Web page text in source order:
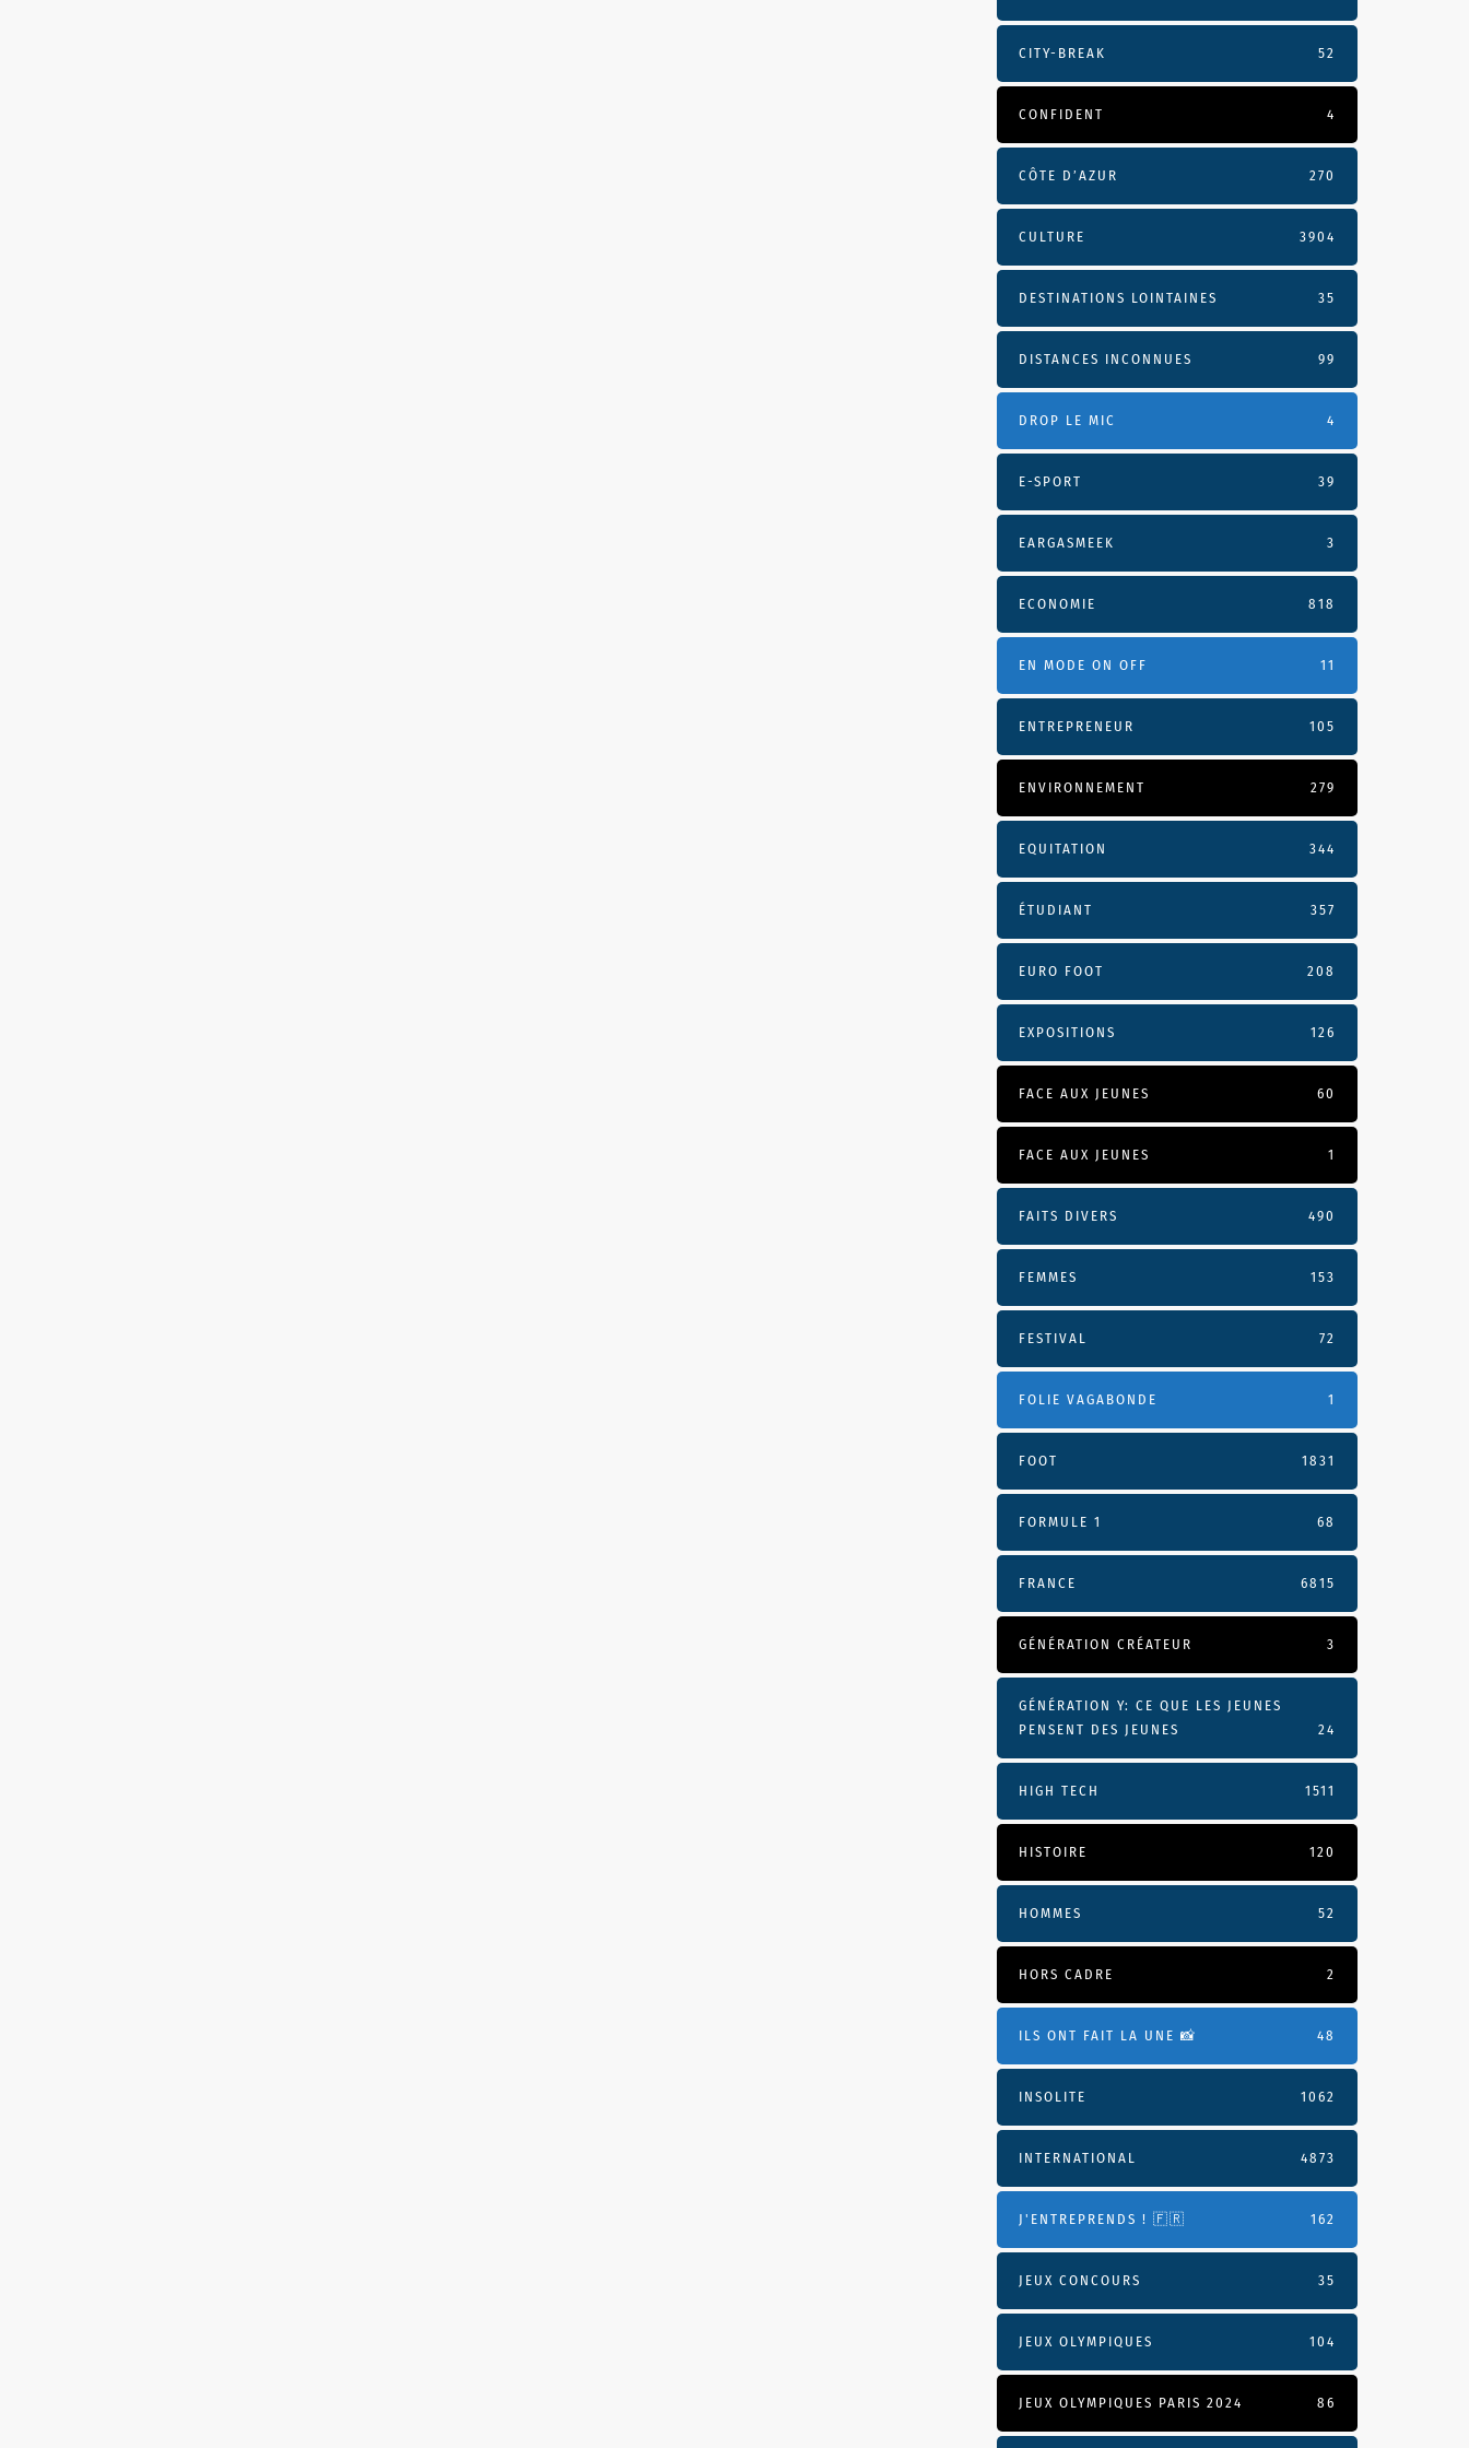
CITY-BREAK 52
CONFIDENT 4
CÔTE D’AZUR 270
CULTURE 3904
DESTINATIONS LOINTAINES 35
DISTANCES INCONNUES 99
DROP LE MIC 4
E-SPORT 39
EARGASMEEK 3
ECONOMIE 818
EN MODE ON OFF 11
ENTREPRENEUR 105
ENVIRONNEMENT 279
EQUITATION 344
ÉTUDIANT 357
EURO FOOT 208
EXPOSITIONS 126
FACE AUX JEUNES 60
FACE AUX JEUNES 1
FAITS DIVERS 490
FEMMES 153
FESTIVAL 72
FOLIE VAGABONDE 1
FOOT 1831
FORMULE 1 68
FRANCE 6815
GÉNÉRATION CRÉATEUR 3
GÉNÉRATION Y: CE QUE LES JEUNES
PENSENT DES JEUNES
24
HIGH TECH 1511
HISTOIRE 120
HOMMES 52
HORS CADRE 2
ILS ONT FAIT LA UNE 📸 48
INSOLITE 1062
INTERNATIONAL 4873
J'ENTREPRENDS ! 🇫🇷 162
JEUX CONCOURS 35
JEUX OLYMPIQUES 104
JEUX OLYMPIQUES PARIS 2024 86